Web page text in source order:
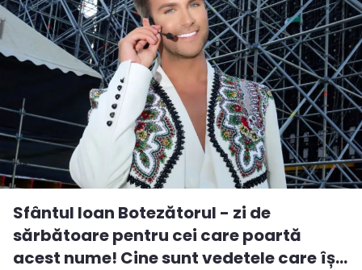
Sfântul Ioan Botezătorul - zi de
sărbătoare pentru cei care poartă
acest nume! Cine sunt vedetele care îș...